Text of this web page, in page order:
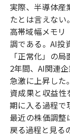
実際、半導体産
たとは言えない
高帯域幅メモリ
調である。AI投
「正常化」の
2年間、AI関連
急激に上昇した
資成果と収益性
期に入る過程で
最近の株価調整
戻る過程と見る